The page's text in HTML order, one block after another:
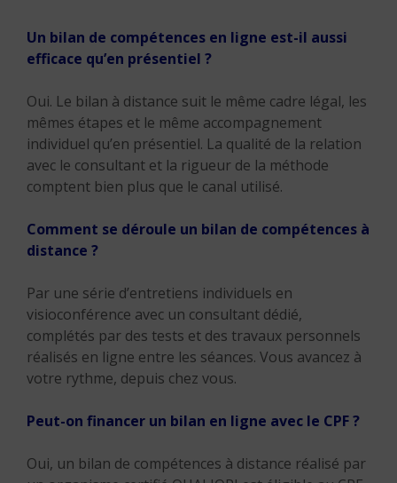
Un bilan de compétences en ligne est-il aussi
efficace qu’en présentiel ?
Oui. Le bilan à distance suit le même cadre légal, les
mêmes étapes et le même accompagnement
individuel qu’en présentiel. La qualité de la relation
avec le consultant et la rigueur de la méthode
comptent bien plus que le canal utilisé.
Comment se déroule un bilan de compétences à
distance ?
Par une série d’entretiens individuels en
visioconférence avec un consultant dédié,
complétés par des tests et des travaux personnels
réalisés en ligne entre les séances. Vous avancez à
votre rythme, depuis chez vous.
Peut-on financer un bilan en ligne avec le CPF ?
Oui, un bilan de compétences à distance réalisé par